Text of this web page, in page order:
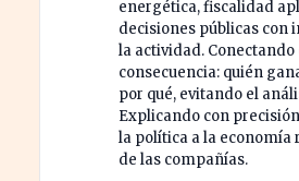
energética, fiscalidad
decisiones públicas con
la actividad. Conectando
consecuencia: quién
por qué, evitando el
Explicando con
la política a la economía
de las compañías.